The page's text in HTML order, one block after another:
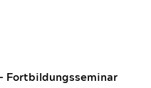
Fortbildungsseminar